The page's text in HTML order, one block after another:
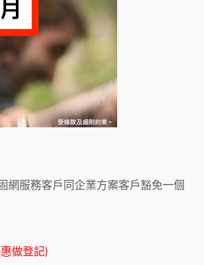
網服務客戶同企業方案客戶豁免一個
做登記)